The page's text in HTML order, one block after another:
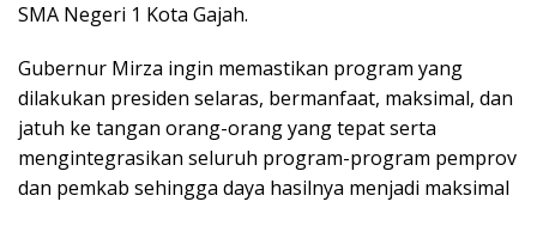
SMA Negeri 1 Kota Gajah.
Gubernur Mirza ingin memastikan program yang
dilakukan presiden selaras, bermanfaat, maksimal, dan
jatuh ke tangan orang-orang yang tepat serta
mengintegrasikan seluruh program-program pemprov
dan pemkab sehingga daya hasilnya menjadi maksimal